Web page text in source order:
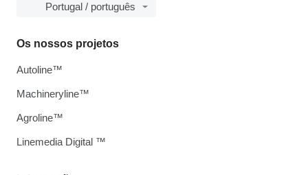
Portugal / português
Os nossos projetos
Autoline™
Machineryline™
Agroline™
Linemedia Digital ™